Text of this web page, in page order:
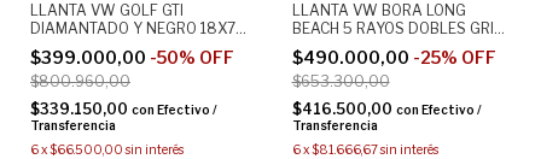
LLANTA VW GOLF GTI
DIAMANTADO Y NEGRO 18X7
5X112 DEPORTIVA ALEACION
$399.000,00 -50% OFF
$800.960,00
$339.150,00 con Efectivo /
Transferencia
6x$66.500,00 sin interés
LLANTA VW BORA LONG
BEACH 5 RAYOS DOBLES GRIS
17X7 5X100 ALEACION
$490.000,00 -25% OFF
$653.300,00
$416.500,00 con Efectivo /
Transferencia
6 x$81.666,67sin interés